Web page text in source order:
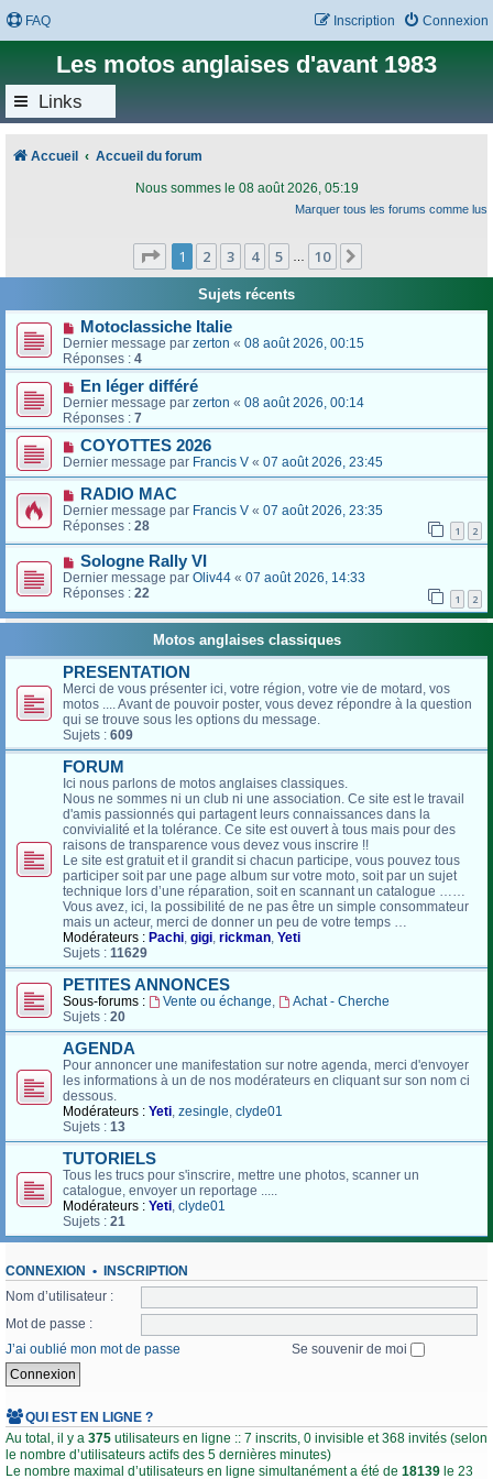
FAQ Connexion
Inscription
Les motos anglaises d'avant 1983
Links
Accueil Accueil du forum
Nous sommes le 08 août 2026, 05:19
Marquer tous les forums comme lus
Page 1sur
1 2 3 4 5 10
Sujets récents
Motoclassiche Italie
Dernier message par zerton « 08 août 2026, 00:15
Réponses : 4
En léger différé
Dernier message par zerton « 08 août 2026, 00:14
Réponses : 7
COYOTTES 2026
Dernier message par Francis V « 07 août 2026, 23:45
RADIO MAC
Dernier message par Francis V « 07 août 2026, 23:35
Réponses : 28 1 2
Sologne Rally VI
Dernier message par Oliv44 « 07 août 2026, 14:33
Réponses : 22 1 2
Motos anglaises classiques
PRESENTATION
Merci de vous présenter ici, votre région, votre vie de motard, vos
motos .... Avant de pouvoir poster, vous devez répondre à la question
qui se trouve sous les options du message.
Sujets : 609
FORUM
Ici nous parlons de motos anglaises classiques.
Nous ne sommes ni un club ni une association. Ce site est le travail
d'amis passionnés qui partagent leurs connaissances dans la
convivialité et la tolérance. Ce site est ouvert à tous mais pour des
raisons de transparence vous devez vous inscrire !!
Le site est gratuit et il grandit si chacun participe, vous pouvez tous
participer soit par une page album sur votre moto, soit par un sujet
technique lors d’une réparation, soit en scannant un catalogue ……
Vous avez, ici, la possibilité de ne pas être un simple consommateur
mais un acteur, merci de donner un peu de votre temps …
Modérateurs : Pachi, gigi, rickman, Yeti
Sujets : 11629
PETITES ANNONCES
Sous-forums : Vente ou échange,
Achat - Cherche
Sujets : 20
AGENDA
Pour annoncer une manifestation sur notre agenda, merci d'envoyer
les informations à un de nos modérateurs en cliquant sur son nom ci
dessous.
Modérateurs : Yeti, zesingle, clyde01
Sujets : 13
TUTORIELS
Tous les trucs pour s'inscrire, mettre une photos, scanner un
catalogue, envoyer un reportage .....
Modérateurs : Yeti, clyde01
Sujets : 21
CONNEXION • INSCRIPTION
Nom d’utilisateur :
Mot de passe :
J’ai oublié mon mot de passe
Se souvenir de moi
QUI EST EN LIGNE ?
Au total, il y a 375 utilisateurs en ligne :: 7 inscrits, 0 invisible et 368 invités (selon
le nombre d’utilisateurs actifs des 5 dernières minutes)
Le nombre maximal d’utilisateurs en ligne simultanément a été de 18139 le 23